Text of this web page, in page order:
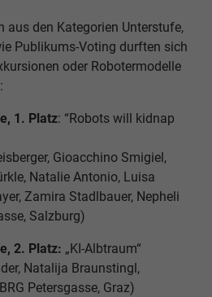
aus den Kategorien Unterstufe,
Publikums-Voting durften sich
oder Robotermodelle
1. Platz: “Robots will kidnap
Gioacchino Smigiel,
Natalie Antonio, Luisa
Zamira Stadlbauer, Nepheli
Salzburg)
2. Platz: „KI-Albtraum“
Natalija Braunstingl,
Petersgasse, Graz)